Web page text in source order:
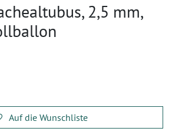
2,5 mm,
Auf die Wunschliste